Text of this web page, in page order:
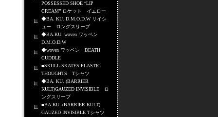
POSSESSED SHOE “LIP
CREAM” ロケット イエロー
◆BA. KU. D.M.O.D.W リイシ
ュー ロングスリーブ
◆BA.KU. woven ワッペン
D.M.O.D.W
◆woven ワッペン DEATH
CUDDLE
■SKULL SKATES PLASTIC
THOUGHTS Tシャツ
◆BA. KU. (BARRIER
KULT)GAUZED INVISIBLE ロ
ングスリーブ
■BA.KU. (BARRIER KULT)
GAUZED INVISIBLE Tシャツ